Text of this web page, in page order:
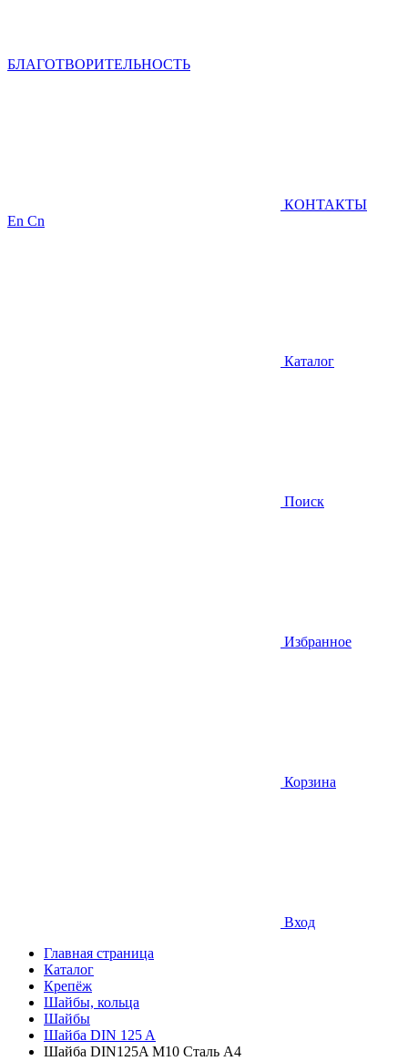
БЛАГОТВОРИТЕЛЬНОСТЬ
КОНТАКТЫ
En Cn
Каталог
Поиск
Избранное
Корзина
Вход
Главная страница
Каталог
Крепёж
Шайбы, кольца
Шайбы
Шайба DIN 125 A
Шайба DIN125A М10 Сталь A4